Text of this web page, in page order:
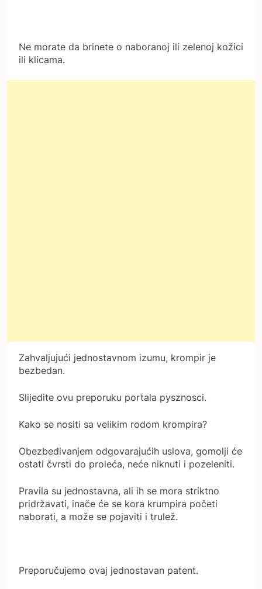
Ne morate da brinete o naboranoj ili zelenoj kožici
ili klicama.
Zahvaljujući jednostavnom izumu, krompir je
bezbedan.
Slijedite ovu preporuku portala pysznosci.
Kako se nositi sa velikim rodom krompira?
Obezbeđivanjem odgovarajućih uslova, gomolji će
ostati čvrsti do proleća, neće niknuti i pozeleniti.
Pravila su jednostavna, ali ih se mora striktno
pridržavati, inače će se kora krumpira početi
naborati, a može se pojaviti i trulež.
Preporučujemo ovaj jednostavan patent.